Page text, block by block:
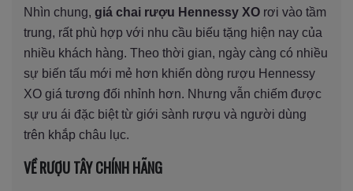
Nhìn chung, giá chai rượu Hennessy XO rơi vào tầm
trung, rất phù hợp với nhu cầu biếu tặng hiện nay của
nhiều khách hàng. Theo thời gian, ngày càng có nhiều
sự biến tấu mới mẻ hơn khiến dòng rượu Hennessy
XO giá tương đối nhỉnh hơn. Nhưng vẫn chiếm được
sự ưu ái đặc biệt từ giới sành rượu và người dùng
trên khắp châu lục.
VỀ RƯỢU TÂY CHÍNH HÃNG